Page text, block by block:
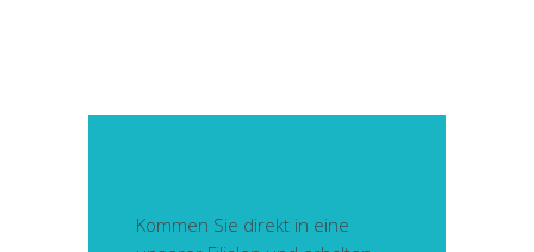
Kommen Sie direkt in eine